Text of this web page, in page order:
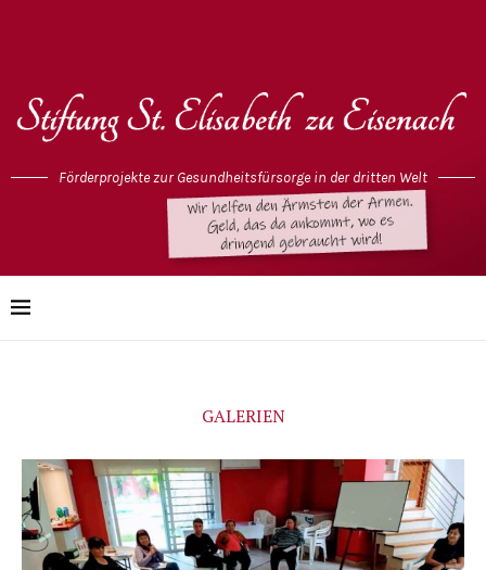
Förderprojekte zur Gesundheitsfürsorge in der dritten Welt
GALERIEN